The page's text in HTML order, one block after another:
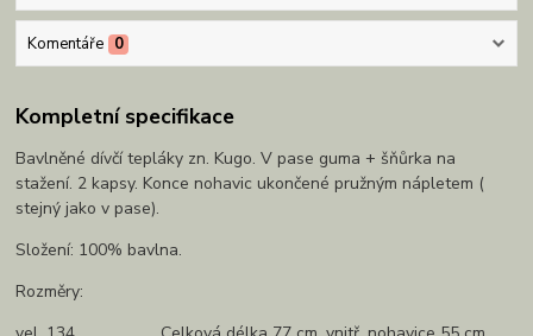
Komentáře 0
Kompletní specifikace
Bavlněné dívčí tepláky zn. Kugo. V pase guma + šňůrka na
stažení. 2 kapsy. Konce nohavic ukončené pružným nápletem (
stejný jako v pase).
Složení: 100% bavlna.
Rozměry: